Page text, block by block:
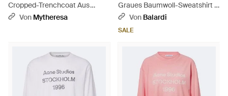
Cropped-Trenchcoat Aus
Baumwoll-Twill - Natur
Von Mytheresa
Graues Baumwoll-Sweatshirt -
GrauVon Balardi
SALE